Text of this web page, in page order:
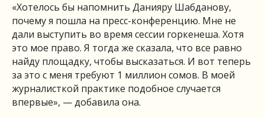
«Хотелось бы напомнить Данияру Шабданову,
почему я пошла на пресс-конференцию. Мне не
дали выступить во время сессии горкенеша. Хотя
это мое право. Я тогда же сказала, что все равно
найду площадку, чтобы высказаться. И вот теперь
за это с меня требуют 1 миллион сомов. В моей
журналисткой практике подобное случается
впервые», — добавила она.